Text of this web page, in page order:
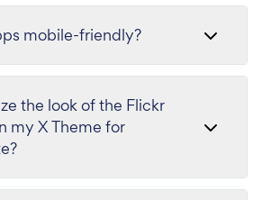
mobile-friendly?
the look of the Flickr
my X Theme for